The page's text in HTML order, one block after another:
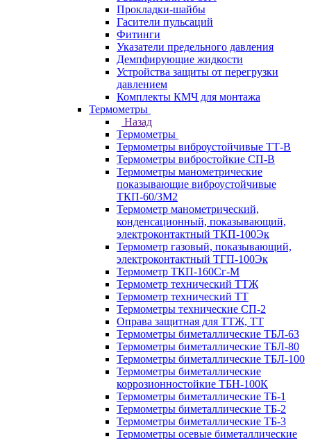
Прокладки-шайбы
Гасители пульсаций
Фитинги
Указатели предельного давления
Демпфирующие жидкости
Устройства защиты от перегрузки
давлением
Комплекты КМЧ для монтажа
Термометры
Назад
Термометры
Термометры виброустойчивые ТТ-В
Термометры вибростойкие СП-В
Термометры манометрические
показывающие виброустойчивые
ТКП-60/3М2
Термометр манометрический,
конденсационный, показывающий,
электроконтактный ТКП-100Эк
Термометр газовый, показывающий,
электроконтактный ТГП-100Эк
Термометр ТКП-160Сг-М
Термометр технический ТТЖ
Термометр технический ТТ
Термометры технические СП-2
Оправа защитная для ТТЖ, ТТ
Термометры биметаллические ТБЛ-63
Термометры биметаллические ТБЛ-80
Термометры биметаллические ТБЛ-100
Термометры биметаллические
коррозионностойкие ТБН-100К
Термометры биметаллические ТБ-1
Термометры биметаллические ТБ-2
Термометры биметаллические ТБ-3
Термометры осевые биметаллические